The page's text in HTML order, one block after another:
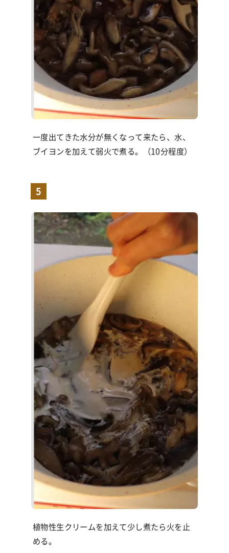
一度出てきた水分が無くなって来たら、水、
ブイヨンを加えて弱火で煮る。（10分程度）
5
植物性生クリームを加えて少し煮たら火を止
める。